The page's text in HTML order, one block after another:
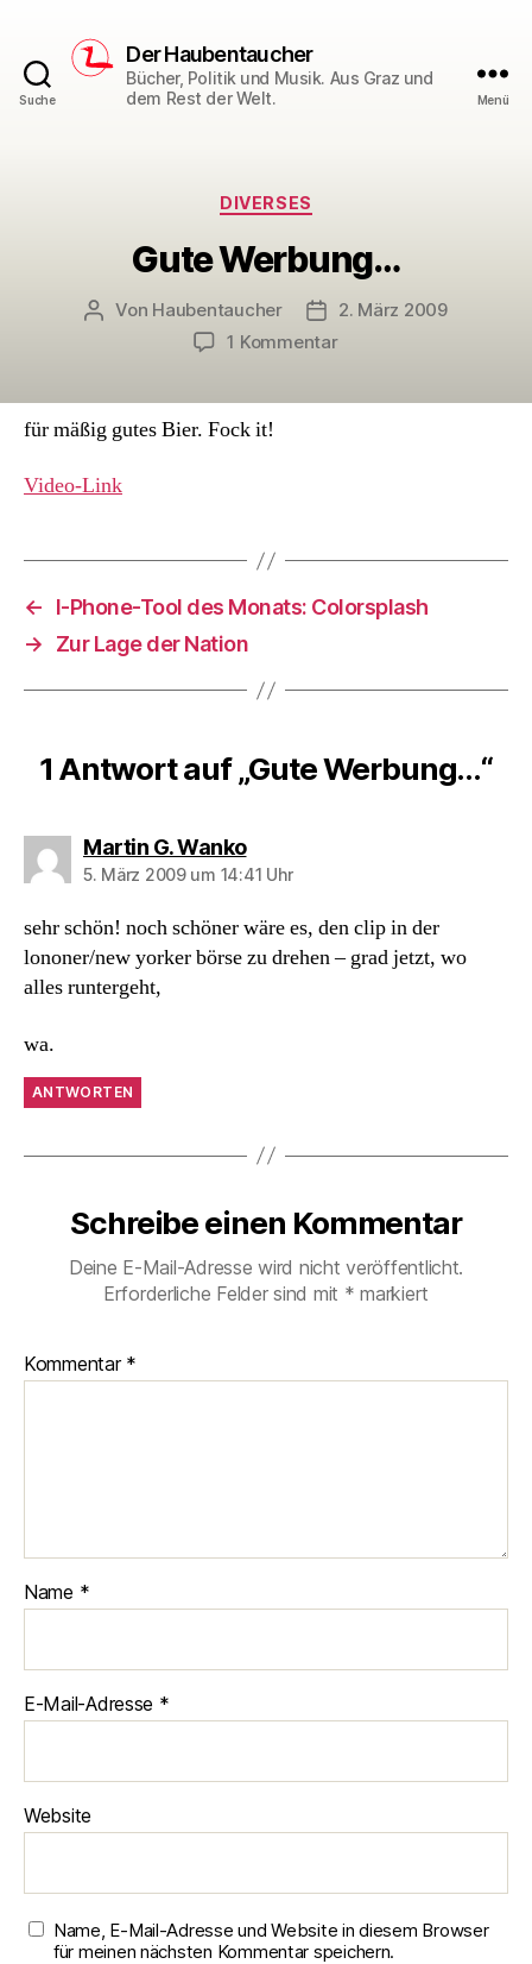
Suche
Der Haubentaucher
Bücher, Politik und Musik. Aus Graz und
dem Rest der Welt.
Menü
Kategorien
DIVERSES
Gute Werbung…
Beitragsautor
Von Haubentaucher Veröffentlichungsdatum
2. März 2009
1 Kommentarzu
für mäßig gutes Bier. Fock it!
Video-Link
←
I-Phone-Tool des Monats: Colorsplash
→
Zur Lage der Nation
1 Antwort auf „Gute Werbung…“
Martin G. Wankosagt:
5. März 2009 um 14:41 Uhr
sehr schön! noch schöner wäre es, den clip in der
lononer/new yorker börse zu drehen – grad jetzt, wo
alles runtergeht,
wa.
ANTWORTEN
Schreibe einen Kommentar
Deine E-Mail-Adresse wird nicht veröffentlicht.
Erforderliche Felder sind mit * markiert
Kommentar *
Name *
E-Mail-Adresse *
Website
Name, E-Mail-Adresse und Website in diesem Browser
für meinen nächsten Kommentar speichern.